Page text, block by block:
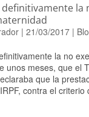
definitivamente la
| 21/03/2017|
la no
unos meses, que el
que la
contra el